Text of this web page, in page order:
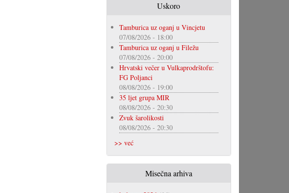
Uskoro
Tamburica uz oganj u Vincjetu
07/08/2026 - 18:00
Tamburica uz oganj u Filežu
07/08/2026 - 20:00
Hrvatski večer u Vulkaprodrštofu:
FG Poljanci
08/08/2026 - 19:00
35 ljet grupa MIR
08/08/2026 - 20:30
Zvuk šarolikosti
08/08/2026 - 20:30
>> već
Misečna arhiva